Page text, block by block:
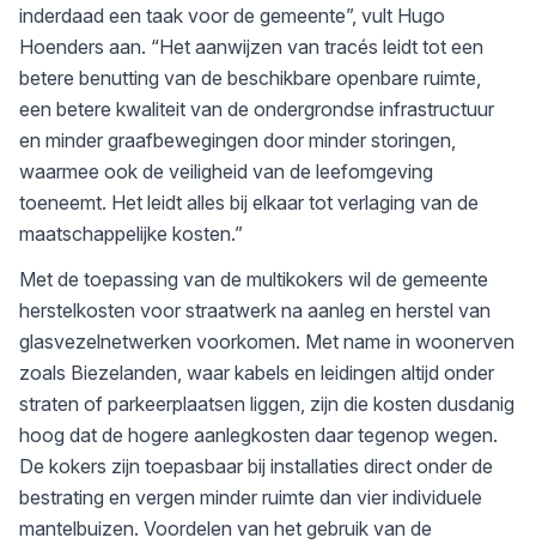
inderdaad een taak voor de gemeente”, vult Hugo
Hoenders aan. “Het aanwijzen van tracés leidt tot een
betere benutting van de beschikbare openbare ruimte,
een betere kwaliteit van de ondergrondse infrastructuur
en minder graafbewegingen door minder storingen,
waarmee ook de veiligheid van de leefomgeving
toeneemt. Het leidt alles bij elkaar tot verlaging van de
maatschappelijke kosten.”
Met de toepassing van de multikokers wil de gemeente
herstelkosten voor straatwerk na aanleg en herstel van
glasvezelnetwerken voorkomen. Met name in woonerven
zoals Biezelanden, waar kabels en leidingen altijd onder
straten of parkeerplaatsen liggen, zijn die kosten dusdanig
hoog dat de hogere aanlegkosten daar tegenop wegen.
De kokers zijn toepasbaar bij installaties direct onder de
bestrating en vergen minder ruimte dan vier individuele
mantelbuizen. Voordelen van het gebruik van de